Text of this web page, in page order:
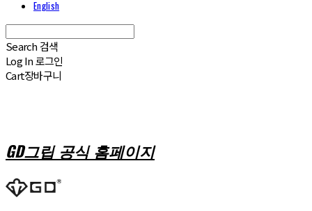
English
Search 검색
Log In로그인
Cart장바구니
GD그립 공식 홈페이지